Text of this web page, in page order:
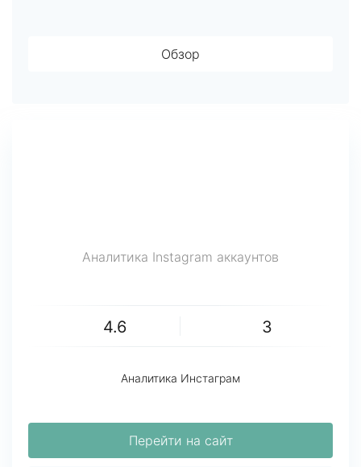
Обзор
Аналитика Instagram аккаунтов
4.6 3
Аналитика Инстаграм
Перейти на сайт